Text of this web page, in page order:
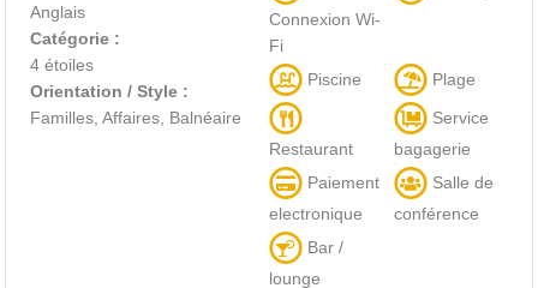
Anglais
Catégorie :
4 étoiles
Orientation / Style :
Familles, Affaires, Balnéaire
Connexion Wi-
Fi
Piscine Plage
Restaurant
Service
bagagerie
Paiement
electronique
Salle de
conférence
Bar /
lounge